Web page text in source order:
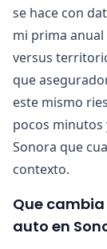
se hace con
mi prima
versus
que
este mismo
pocos minutos
Sonora que
contexto.
Que
auto en